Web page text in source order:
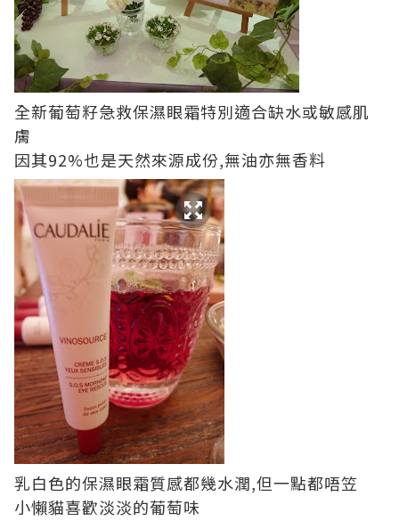
全新葡萄籽急救保濕眼霜特別適合缺水或敏感肌
膚
因其92%也是天然來源成份,無油亦無香料
乳白色的保濕眼霜質感都幾水潤,但一點都唔笠
小懶貓喜歡淡淡的葡萄味